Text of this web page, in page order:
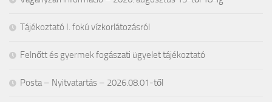
Tájékoztató I. fokú vízkorlátozásról
Felnőtt és gyermek fogászati ügyelet tájékoztató
Posta – Nyitvatartás – 2026.08.01-től